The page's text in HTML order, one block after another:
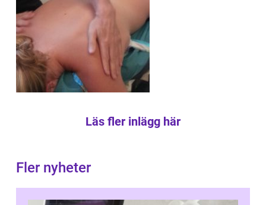
Läs fler inlägg här
Fler nyheter